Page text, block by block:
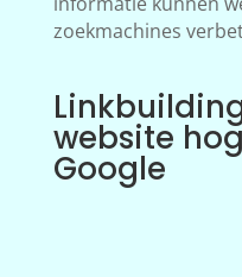
zoekmachines
website
Google